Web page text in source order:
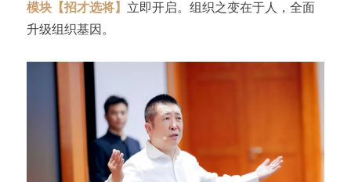
模块【招才选将】 立即开启。组织之变在于人，全面
升级组织基因。